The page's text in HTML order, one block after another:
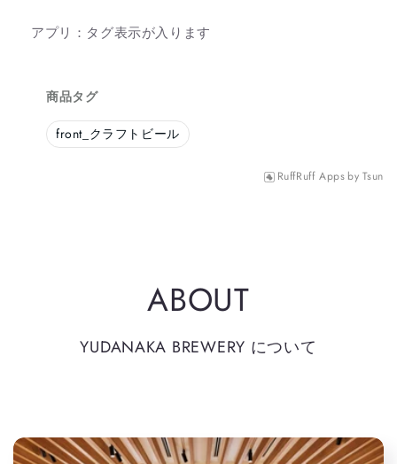
アプリ：タグ表示が入ります
商品タグ
front_ クラフトビール
RuffRuff Apps by Tsun
ABOUT
YUDANAKA BREWERY について